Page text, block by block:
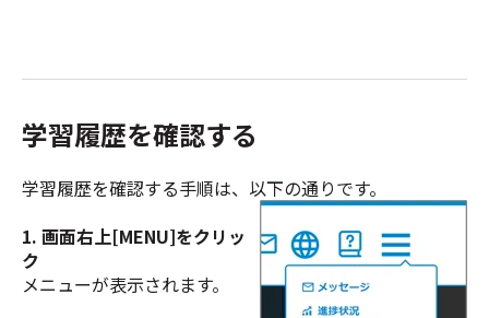
学習履歴を確認する
学習履歴を確認する手順は、以下の通りです。
1. 画面右上[MENU]をクリッ
ク
メニューが表示されます。